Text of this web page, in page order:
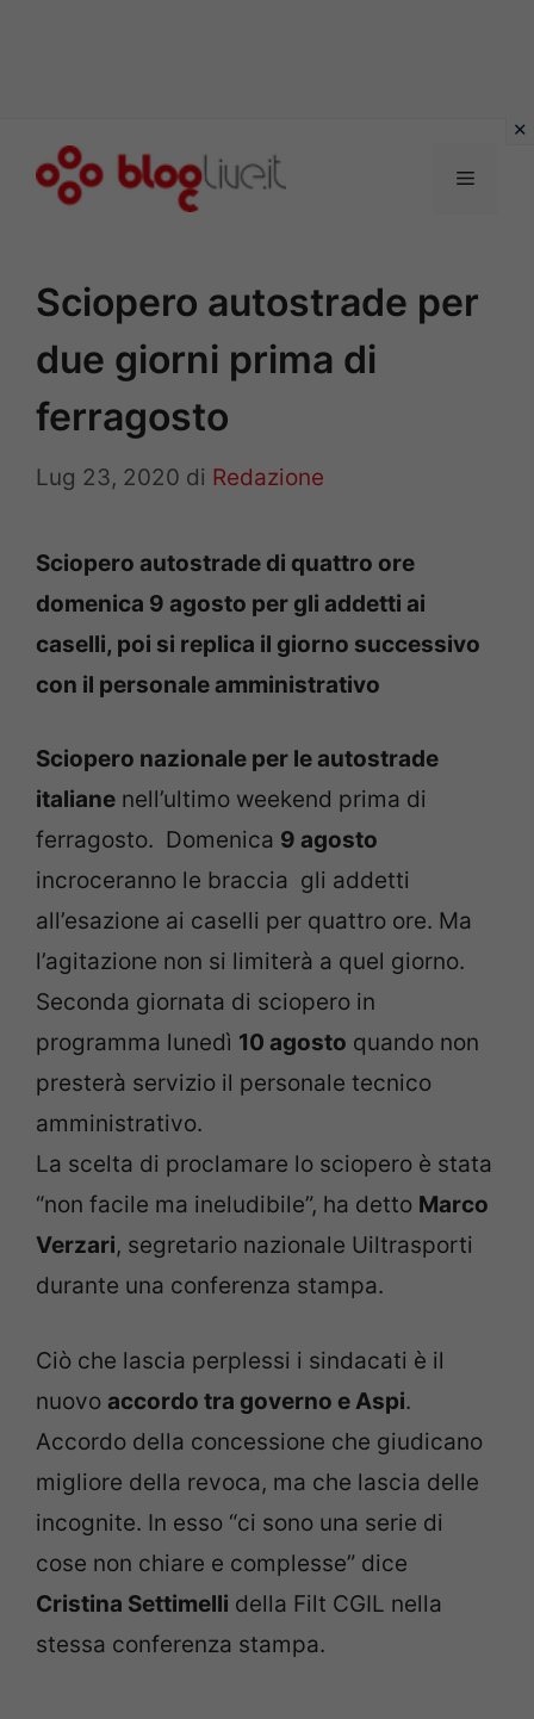
Menu
Sciopero autostrade per
due giorni prima di
ferragosto
Lug 23, 2020 di Redazione
Sciopero autostrade di quattro ore
domenica 9 agosto per gli addetti ai
caselli, poi si replica il giorno successivo
con il personale amministrativo
Sciopero nazionale per le autostrade
italiane nell’ultimo weekend prima di
ferragosto. Domenica 9 agosto
incroceranno le braccia gli addetti
all’esazione ai caselli per quattro ore. Ma
l’agitazione non si limiterà a quel giorno.
Seconda giornata di sciopero in
programma lunedì 10 agosto quando non
presterà servizio il personale tecnico
amministrativo.
La scelta di proclamare lo sciopero è stata
“non facile ma ineludibile”, ha detto Marco
Verzari, segretario nazionale Uiltrasporti
durante una conferenza stampa.
Ciò che lascia perplessi i sindacati è il
nuovo accordo tra governo e Aspi.
Accordo della concessione che giudicano
migliore della revoca, ma che lascia delle
incognite. In esso “ci sono una serie di
cose non chiare e complesse” dice
Cristina Settimelli della Filt CGIL nella
stessa conferenza stampa.